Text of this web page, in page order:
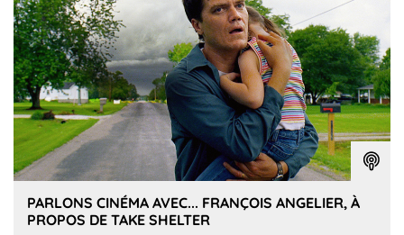
PARLONS CINÉMA AVEC... FRANÇOIS ANGELIER, À
PROPOS DE TAKE SHELTER